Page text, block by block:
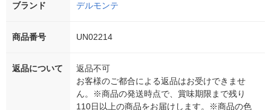
ブランド デルモンテ
商品番号 UN02214
返品について
返品不可
お客様のご都合による返品はお受けできませ
ん。※商品の発送時点で、賞味期限まで残り
110日以上の商品をお届けします。※商品の色